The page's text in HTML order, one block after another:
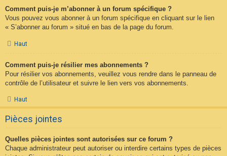
Comment puis-je m’abonner à un forum spécifique ?
Vous pouvez vous abonner à un forum spécifique en cliquant sur le lien
« S’abonner au forum » situé en bas de la page du forum.
Haut
Comment puis-je résilier mes abonnements ?
Pour résilier vos abonnements, veuillez vous rendre dans le panneau de
contrôle de l’utilisateur et suivre le lien vers vos abonnements.
Haut
Pièces jointes
Quelles pièces jointes sont autorisées sur ce forum ?
Chaque administrateur peut autoriser ou interdire certains types de pièces